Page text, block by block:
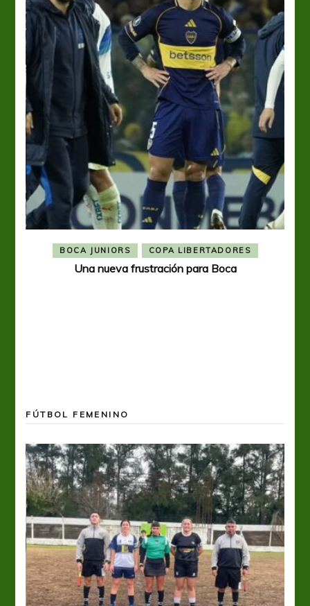
BOCA JUNIORS COPA LIBERTADORES
Una nueva frustración para Boca
FÚTBOL FEMENINO